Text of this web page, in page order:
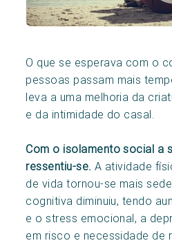
O que se esperava com o
pessoas passam mais
leva a uma melhoria da
e da intimidade do casal.
Com o isolamento social a
ressentiu-se. A atividade
de vida tornou-se mais
cognitiva diminuiu, tendo
e o stress emocional, a
em risco e necessidade de